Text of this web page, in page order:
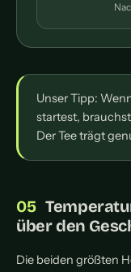
Unser Tipp:
startest,
Der Tee trägt
über den
Die beiden größten